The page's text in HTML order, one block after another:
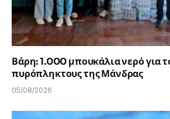
Βάρη: 1.000 μπουκάλια νερό για
πυρόπληκτους της Μάνδρας
05/08/2026